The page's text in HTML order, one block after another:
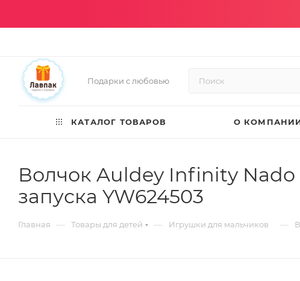
Подарки с любовью
КАТАЛОГ ТОВАРОВ О
Волчок Auldey Infinity
запуска YW624503
Главная — Товары для детей — Игрушки для мальчиков —